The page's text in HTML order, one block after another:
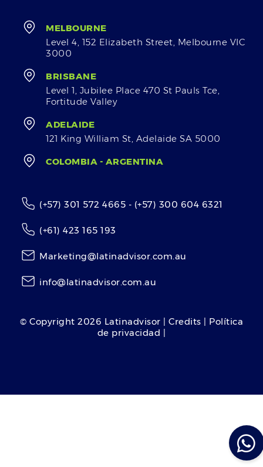
(+57) 301 572 4665 - (+57) 300 604 6321
(+61) 423 165 193
Marketing@latinadvisor.com.au
info@latinadvisor.com.au
MELBOURNE
Level 4, 152 Elizabeth Street, Melbourne VIC
3000
BRISBANE
Level 1, Jubilee Place 470 St Pauls Tce,
Fortitude Valley
ADELAIDE
121 King William St, Adelaide SA 5000
COLOMBIA - ARGENTINA
© Copyright 2026 Latinadvisor | Credits | Política
de privacidad |